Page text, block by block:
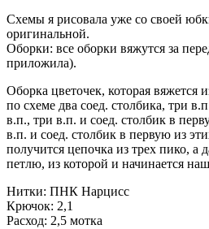
Схемы я рисовала уже со своей
оригинальной.
Оборки: все оборки вяжутся за
приложила).
Оборка цветочек, которая вяжется
по схеме два соед. столбика, три
в.п., три в.п. и соед. столбик в
в.п. и соед. столбик в первую из
получится цепочка из трех пико, а
петлю, из которой и начинается
Нитки: ПНК Нарцисс
Крючок: 2,1
Расход: 2,5 мотка